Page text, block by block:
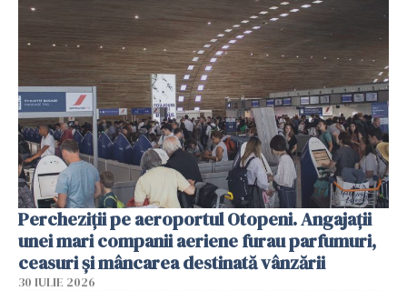
Percheziții pe aeroportul Otopeni. Angajații
unei mari companii aeriene furau parfumuri,
ceasuri și mâncarea destinată vânzării
30 IULIE 2026